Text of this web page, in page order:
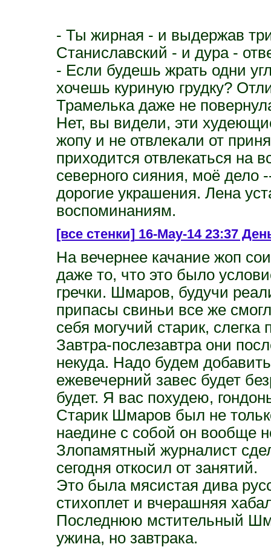
- Ты жирная - и выдержав
Станиславский - и дура -
- Если будешь жрать одни
хочешь куриную грудку?
Трамелька даже не
Нет, вы видели, эти
жопу и не отвлекали от
приходится отвлекаться на
северного сияния, моё дело
дорогие украшения. Лена
воспоминаниям.
[все стенки]16-May-14 23:37
На вечернее качание жоп
даже то, что это было
гречки. Шмаров, будучи
припасы свиньи все же
себя могучий старик,
Завтра-послезавтра они
некуда. Надо будем
ежевечерний завес будет
будет. Я вас похудею,
Старик Шмаров был не
наедине с собой он вообще
Злопамятный журналист
сегодня откосил от занятий.
Это была мясистая дива
стихоплет и вчерашняя
Последнюю мстительный
ужина, но завтрака.